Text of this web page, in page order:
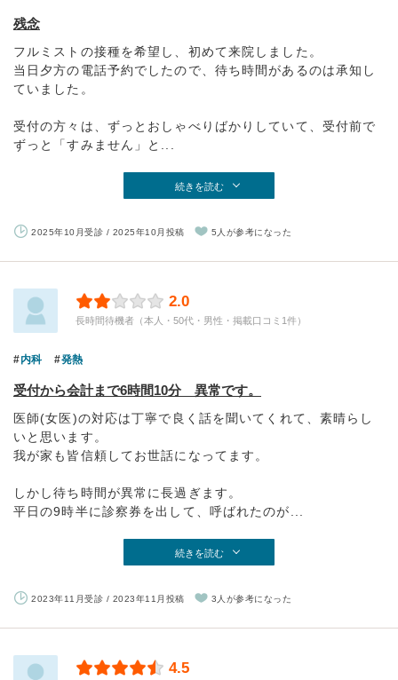
残念
フルミストの接種を希望し、初めて来院しました。
当日夕方の電話予約でしたので、待ち時間があるのは承知し
ていました。
受付の方々は、ずっとおしゃべりばかりしていて、受付前で
ずっと「すみません」と...
続きを読む
2025年10月受診 / 2025年10月投稿 5人が参考になった
2.0
長時間待機者（本人・50代・男性・掲載口コミ1件）
内科 発熱
受付から会計まで6時間10分 異常です。
医師(女医)の対応は丁寧で良く話を聞いてくれて、素晴らし
いと思います。
我が家も皆信頼してお世話になってます。
しかし待ち時間が異常に長過ぎます。
平日の9時半に診察券を出して、呼ばれたのが...
続きを読む
2023年11月受診 / 2023年11月投稿 3人が参考になった
4.5